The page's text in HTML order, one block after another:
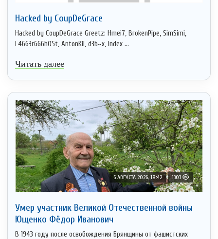
Hacked by CoupDeGrace
Hacked by CoupDeGrace Greetz: Hmei7, BrokenPipe, SimSimi,
L4663r666h05t, AntonKil, d3b~x, Index ...
Читать далее
6 АВГУСТА 2026, 18:42 1303
Умер участник Великой Отечественной войны
Ющенко Фёдор Иванович
В 1943 году после освобождения Брянщины от фашистских